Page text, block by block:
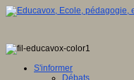
S'informer
Débats